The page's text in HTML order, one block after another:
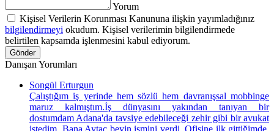
Yorum
Kişisel Verilerin Korunması Kanununa ilişkin yayımladığınız
bilgilendirmeyi okudum. Kişisel verilerimin bilgilendirmede
belirtilen kapsamda işlenmesini kabul ediyorum.
Gönder
Danışan Yorumları
Songül Erturgun
Çalıştığım iş yerinde hem sözlü hem davranışsal mobbinge
maruz kalmıştım.İş dünyasını yakından tanıyan bir
dostumdam Adana'da tavsiye edebileceği zehir gibi bir avukat
istedim. Bana Aytaç beyin ismini verdi. Ofisine ilk gittiğimde,